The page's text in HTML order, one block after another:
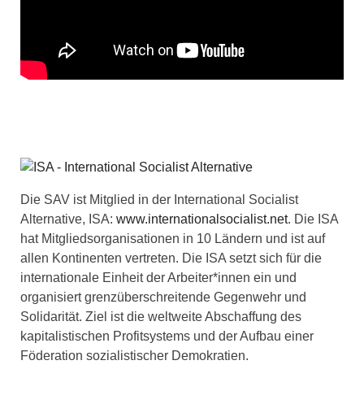
Die SAV ist Mitglied in der International Socialist
Alternative, ISA: www.internationalsocialist.net. Die ISA
hat Mitgliedsorganisationen in 10 Ländern und ist auf
allen Kontinenten vertreten. Die ISA setzt sich für die
internationale Einheit der Arbeiter*innen ein und
organisiert grenzüberschreitende Gegenwehr und
Solidarität. Ziel ist die weltweite Abschaffung des
kapitalistischen Profitsystems und der Aufbau einer
Föderation sozialistischer Demokratien.